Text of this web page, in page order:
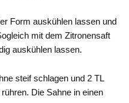
Form auskühlen lassen und
mit dem Zitronensaft
auskühlen lassen.
steif schlagen und 2 TL
Die Sahne in einen